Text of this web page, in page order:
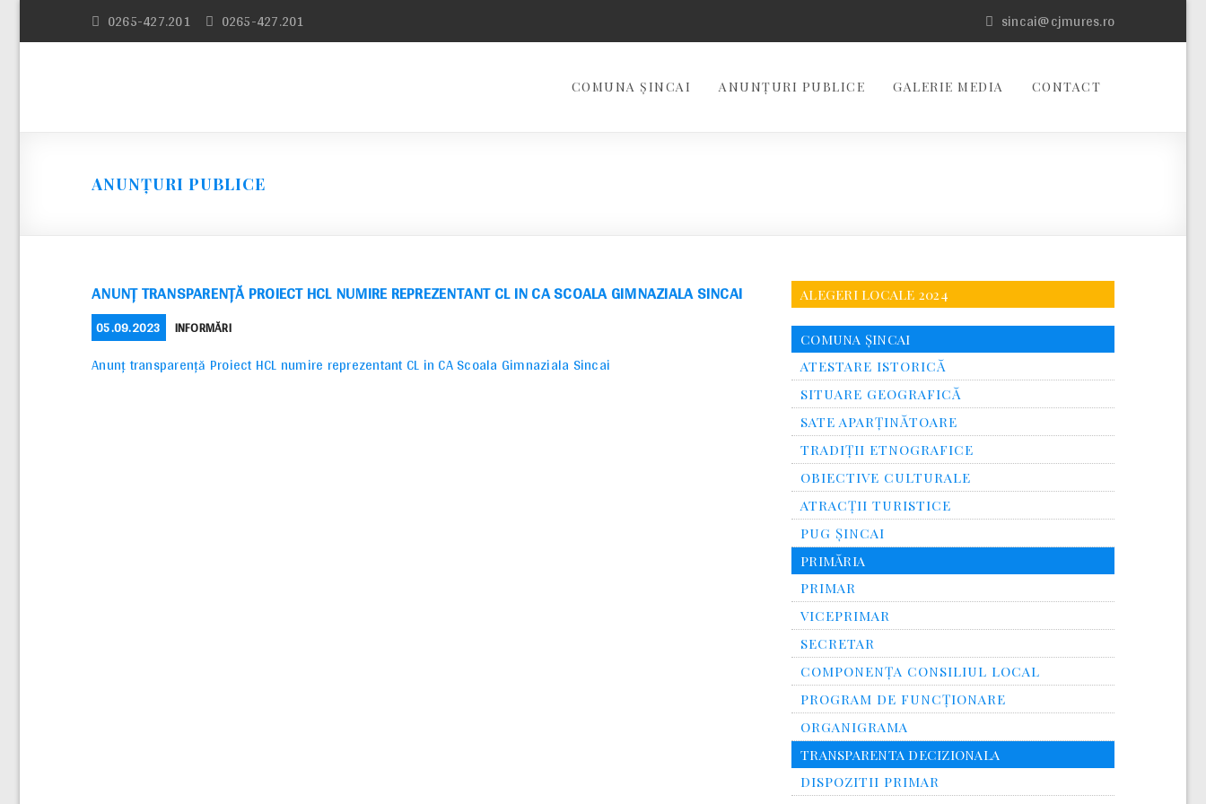
0265-427.201 0265-427.201 sincai@cjmures.ro
COMUNA ȘINCAI ANUNȚURI PUBLICE GALERIE MEDIA CONTACT
ANUNȚURI PUBLICE
ANUNȚ TRANSPARENȚĂ PROIECT HCL NUMIRE REPREZENTANT CL IN CA SCOALA GIMNAZIALA SINCAI
POSTED
ON
05.09.2023 CATEGORIES
INFORMĂRI
Anunț transparență Proiect HCL numire reprezentant CL in CA Scoala Gimnaziala Sincai
ALEGERI LOCALE 2024
COMUNA ȘINCAI
ATESTARE ISTORICĂ
SITUARE GEOGRAFICĂ
SATE APARȚINĂTOARE
TRADIȚII ETNOGRAFICE
OBIECTIVE CULTURALE
ATRACȚII TURISTICE
PUG ȘINCAI
PRIMĂRIA
PRIMAR
VICEPRIMAR
SECRETAR
COMPONENȚA CONSILIUL LOCAL
PROGRAM DE FUNCȚIONARE
ORGANIGRAMA
TRANSPARENTA DECIZIONALA
DISPOZITII PRIMAR